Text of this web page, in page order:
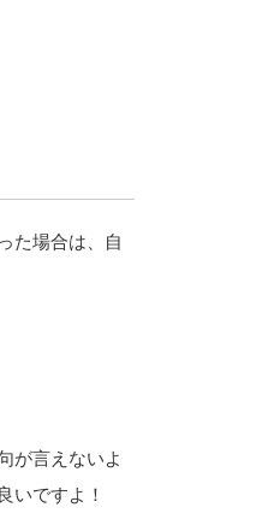
た場合は、自
が言えないよ
いですよ！